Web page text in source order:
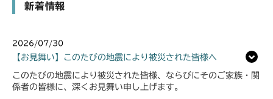
新着情報
2026/07/30
【お見舞い】このたびの地震により被災された皆様へ
このたびの地震により被災された皆様、ならびにそのご家族・関
係者の皆様に、深くお見舞い申し上げます。